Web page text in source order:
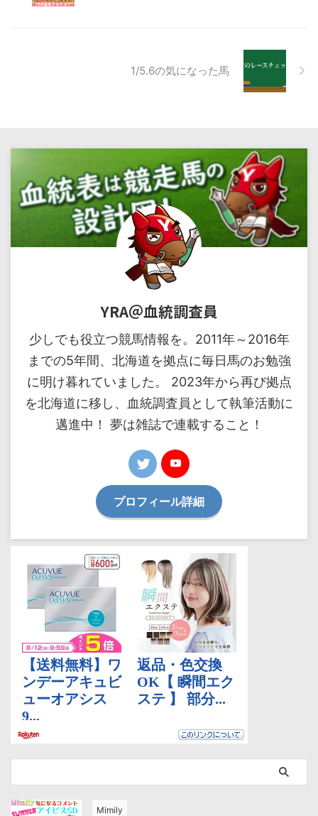
1/5.6の気になった馬
YRA＠血統調査員
少しでも役立つ競馬情報を。2011年～2016年
までの5年間、北海道を拠点に毎日馬のお勉強
に明け暮れていました。 2023年から再び拠点
を北海道に移し、血統調査員として執筆活動に
邁進中！ 夢は雑誌で連載すること！
プロフィール詳細
Mimily